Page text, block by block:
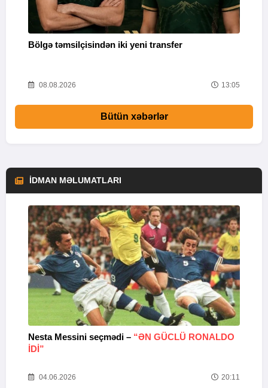
Bölgə təmsilçisindən iki yeni transfer
08.08.2026 13:05
Bütün xəbərlər
İDMAN MƏLUMATLARI
Nesta Messini seçmədi – “ƏN GÜCLÜ RONALDO
IDI”
04.06.2026 20:11